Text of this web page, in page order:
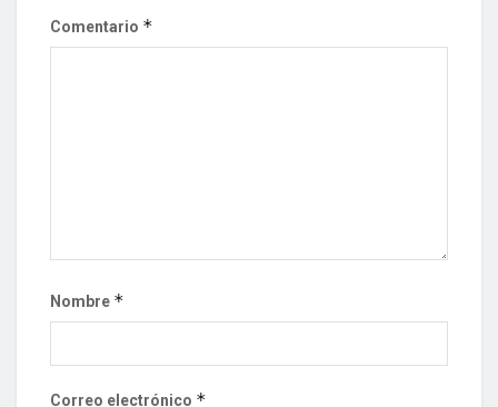
Comentario *
Nombre *
Correo electrónico *